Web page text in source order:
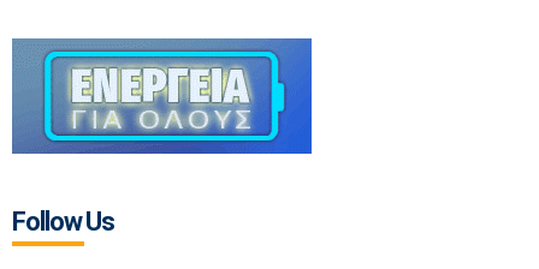
Follow Us